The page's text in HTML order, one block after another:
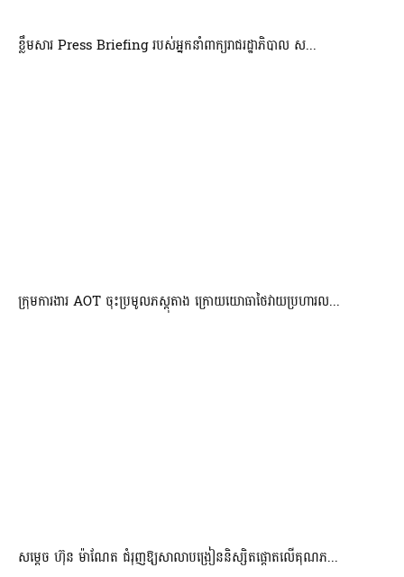
ខ្លឹមសារ Press Briefing របស់អ្នកនាំពាក្យរាជរដ្ឋាភិបាល ស...
ក្រុមការងារ AOT ចុះប្រមូលភស្តុតាង ក្រោយយោធាថៃវាយប្រហារល...
សម្តេច ហ៊ុន ម៉ាណែត ជំរុញឱ្យសាលាបង្រៀននិស្សិតផ្តោតលើគុណភ...